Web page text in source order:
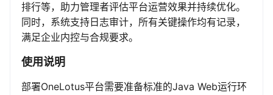
排行等，助力管理者评估平台运营效果并持续优化。
同时，系统支持日志审计，所有关键操作均有记录，
满足企业内控与合规要求。
使用说明
部署OneLotus平台需要准备标准的Java Web运行环